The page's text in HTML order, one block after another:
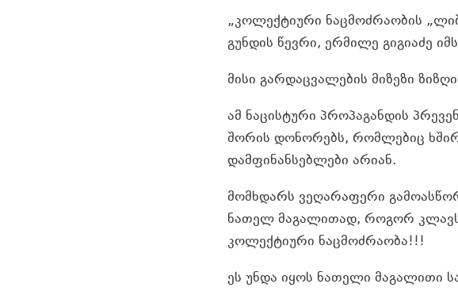
„კოლექტიური ნაცმოძრაობის
გუნდის წევრი, ერმილე გიგიაძე
მისი გარდაცვალების მიზეზი
ამ ნაცისტური პროპაგანდის
შორის დონორებს, რომლებიც
დამფინანსებლები არიან.
მომხდარს ვეღარაფერი
ნათელ მაგალითად, როგორ კლავს
კოლექტიური ნაცმოძრაობა!!!
ეს უნდა იყოს ნათელი მაგალითი